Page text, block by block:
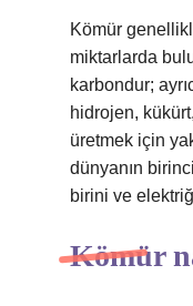
Kömür
miktarlarda
karbondur;
hidrojen,
üretmek için
dünyanın
birini ve
Kömür